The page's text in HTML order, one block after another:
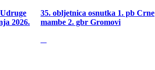
2026.
35. obljetnica osnutka 1. pb Crne
mambe 2. gbr Gromovi